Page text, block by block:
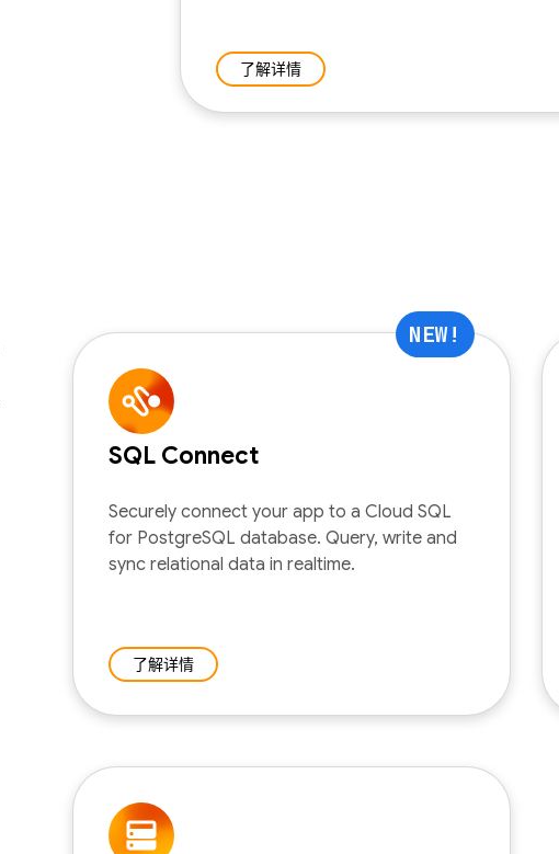
了解详情
NEW!
SQL Connect
Securely connect your app to a Cloud SQL
for PostgreSQL database. Query, write and
sync relational data in realtime.
了解详情